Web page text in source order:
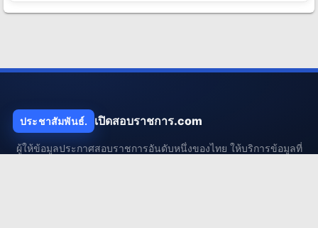
ประชาสัมพันธ์. เปิดสอบราชการ.com
ผู้ให้ข้อมูลประกาศสอบราชการอันดับหนึ่งของไทย ให้บริการข้อมูลที่